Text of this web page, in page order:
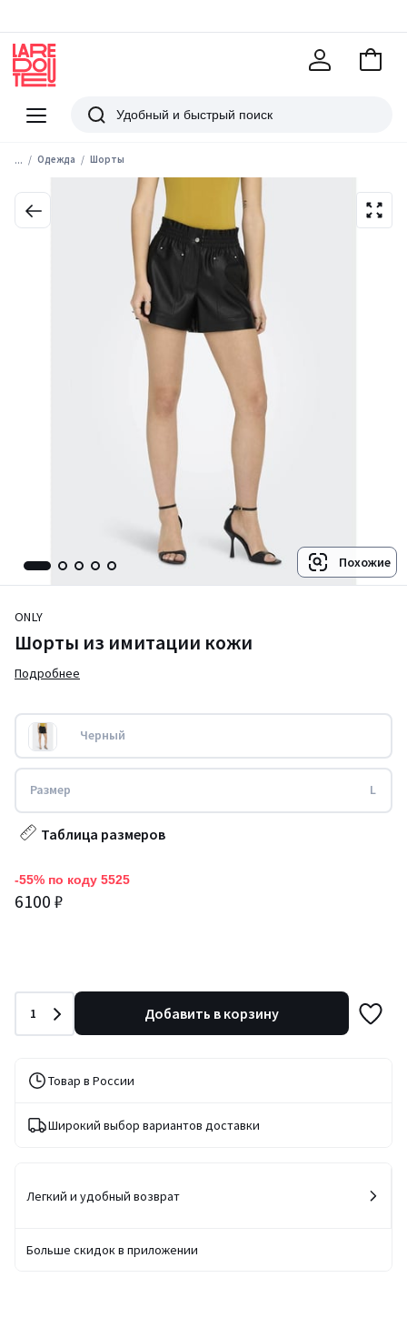
Меню
Redoute
Поиск
В
... Одежда Шорты
Похожие
ONLY
Шорты из имитации кожи
Подробнее
Черный
Размер L
Таблица размеров
-55% по коду 5525
6100 ₽
Количество
1 Добавить в корзину
Товар в России
Широкий выбор вариантов доставки
Легкий и удобный возврат
Больше скидок в приложении